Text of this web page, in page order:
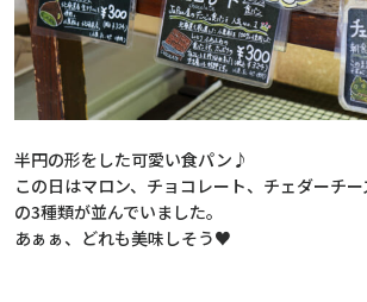
半円の形をした可愛い食パン♪
この日はマロン、チョコレート、チェダーチー
の3種類が並んでいました。
あぁぁ、どれも美味しそう♥